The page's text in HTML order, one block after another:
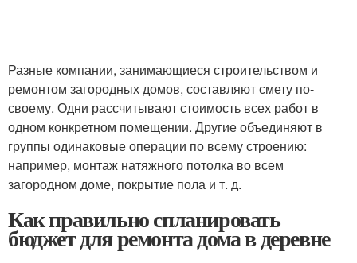
Разные компании, занимающиеся строительством и
ремонтом загородных домов, составляют смету по-
своему. Одни рассчитывают стоимость всех работ в
одном конкретном помещении. Другие объединяют в
группы одинаковые операции по всему строению:
например, монтаж натяжного потолка во всем
загородном доме, покрытие пола и т. д.
Как правильно спланировать
бюджет для ремонта дома в деревне